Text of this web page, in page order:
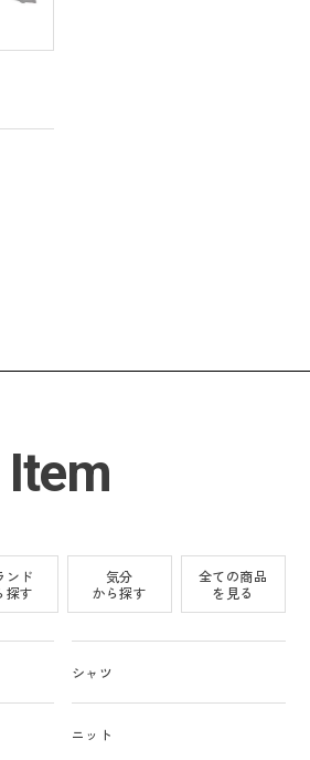
ンド
探す
気分
から探す
全ての商品
を見る
シャツ
ニット